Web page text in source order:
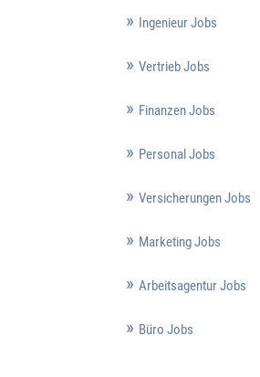
Ingenieur Jobs
Vertrieb Jobs
Finanzen Jobs
Personal Jobs
Versicherungen Jobs
Marketing Jobs
Arbeitsagentur Jobs
Büro Jobs